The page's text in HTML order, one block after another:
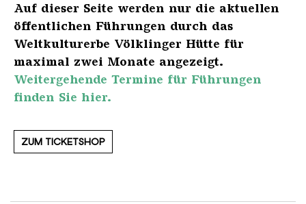
Auf dieser Seite werden nur die aktuellen
öffentlichen Führungen durch das
Weltkulturerbe Völklinger Hütte für
maximal zwei Monate angezeigt.
Weitergehende Termine für Führungen
finden Sie hier.
ZUM TICKETSHOP